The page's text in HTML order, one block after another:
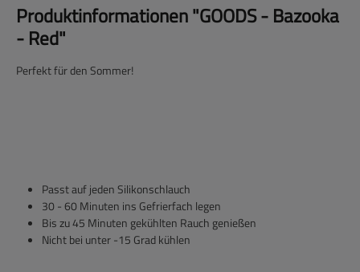
Produktinformationen "GOODS - Bazooka
- Red"
Perfekt für den Sommer!
Passt auf jeden Silikonschlauch
30 - 60 Minuten ins Gefrierfach legen
Bis zu 45 Minuten gekühlten Rauch genießen
Nicht bei unter -15 Grad kühlen